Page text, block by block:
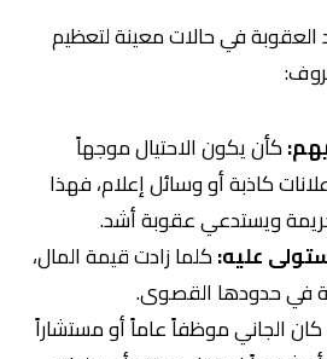
في حالات معينة لتعظيم
كأن يكون الاحتيال موجهاً
كاذبة أو وسائل إعلام، فهذا
ويستدعي عقوبة أشد.
عليه:كلما زادت قيمة المال،
في حدودها القصوى.
كان الجاني موظفاً عاماً أو مستشاراً